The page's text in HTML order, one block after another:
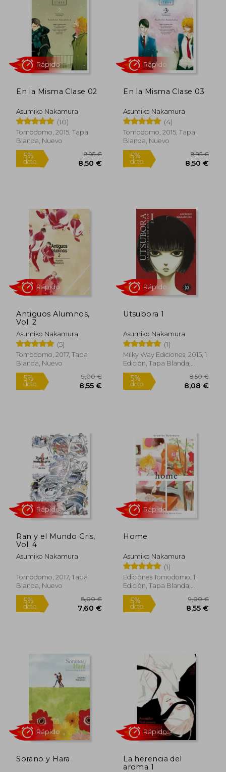
dcto.
En la Misma Clase 02
Asumiko Nakamura
(10)
Tomodomo, 2015, Tapa
Blanda, Nuevo
5%
dcto.
En la Misma Clase 03
Asumiko Nakamura
(4)
Tomodomo, 2015, Tapa
Blanda, Nuevo
5%
dcto.
Antiguos Alumnos,
Vol. 2
Asumiko Nakamura
(5)
Tomodomo, 2017, Tapa
Blanda, Nuevo
5%
dcto. 8,55 €
Utsubora 1
Asumiko Nakamura
(1)
Milky Way Ediciones, 2015, 1
Edición, Tapa Blanda,
Nuevo
5%
dcto.
Ran y el Mundo Gris,
Vol. 4
Asumiko Nakamura
Tomodomo, 2017, Tapa
Blanda, Nuevo
5%
Home
Asumiko Nakamura
(1)
Ediciones Tomodomo, 1
Edición, Tapa Blanda,
Nuevo
5%
Sorano y Hara
La herencia del
aroma 1